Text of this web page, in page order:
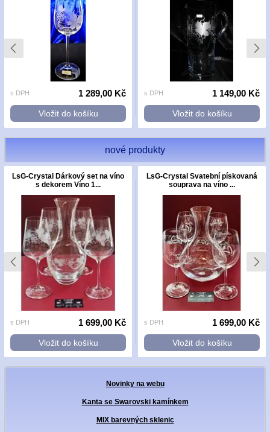
Novinky na webu
Kanta se Swarovski kamínkem
MIX barevných sklenic
s DPH 1 289,00 Kč
Vložit do košíku
s DPH 1 149,00 Kč
Vložit do košíku
nové produkty
LsG-Crystal Dárkový set na víno
s dekorem Víno 1...
s DPH 1 699,00 Kč
Vložit do košíku
LsG-Crystal Svatební pískovaná
souprava na víno ...
s DPH 1 699,00 Kč
Vložit do košíku